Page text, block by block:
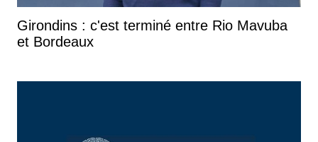
Girondins : c'est terminé entre Rio Mavuba
et Bordeaux